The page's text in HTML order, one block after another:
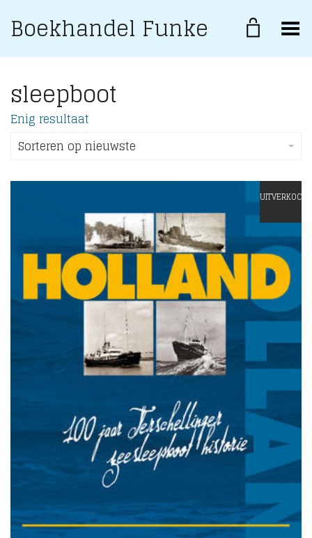
Boekhandel Funke Toggle Menu
sleepboot
Enig resultaat
Sorteren op nieuwste
UITVERKOCHT